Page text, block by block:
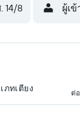
14/8 ผู้เ
ภทเตียง ต่